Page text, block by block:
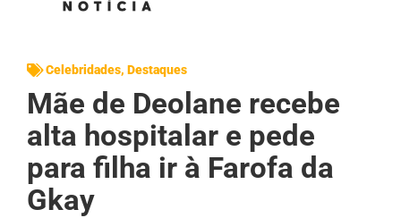
Celebridades, Destaques
Mãe de Deolane recebe
alta hospitalar e pede
para filha ir à Farofa da
Gkay